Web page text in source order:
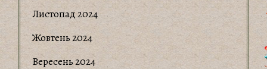
Листопад 2024
Жовтень 2024
Вересень 2024